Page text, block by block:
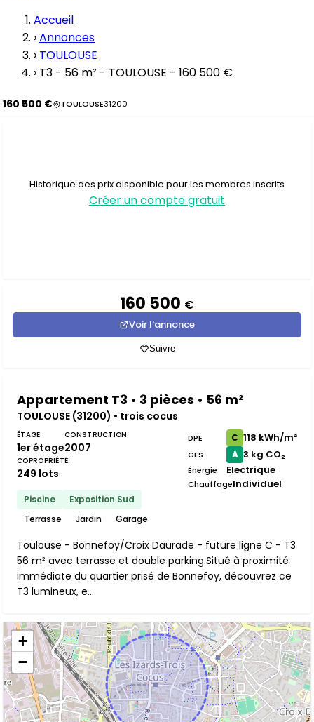
Accueil
›Annonces
› TOULOUSE
› T3 - 56 m² - TOULOUSE - 160 500 €
160 500 € TOULOUSE31200
Historique des prix disponible pour les membres inscrits
Créer un compte gratuit
160 500 €
Voir l'annonce
Suivre
Appartement T3 • 3 pièces • 56 m²
TOULOUSE (31200) • trois cocus
ÉTAGE
1er étage
CONSTRUCTION
2007
COPROPRIÉTÉ
249 lots
Piscine
Exposition Sud
Terrasse
Jardin Garage
DPE C 118 kWh/m²
GES A 3 kg CO₂
Énergie Electrique
ChauffageIndividuel
Toulouse - Bonnefoy/Croix Daurade - future ligne C - T3
56 m² avec terrasse et double parking.Situé à proximité
immédiate du quartier prisé de Bonnefoy, découvrez ce
T3 lumineux, e...
+
−